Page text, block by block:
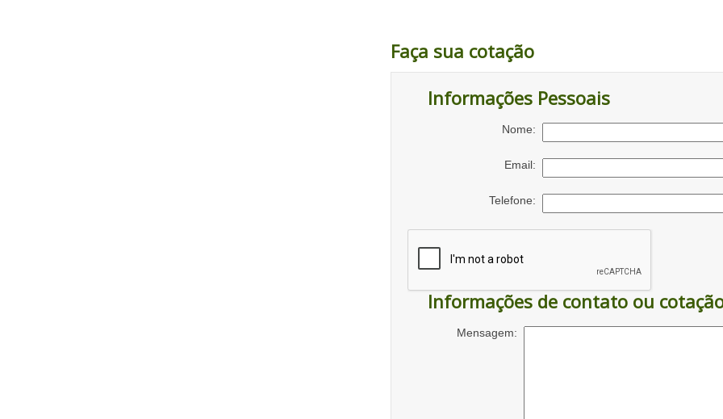
Faça sua cotação
Informações Pessoais
Nome:
Email:
Telefone:
Informações de contato ou
Mensagem: